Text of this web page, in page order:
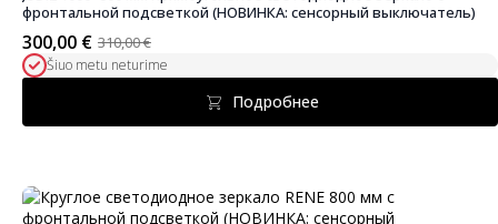
фронтальной подсветкой (НОВИНКА: сенсорный выключатель)
310,00€
Первоначальная
цена
300,00 €
Текущая
цена:Šiuo metu neturime
Подробнее